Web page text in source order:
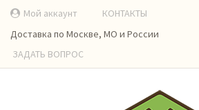
Мой аккаунт
КОНТАКТЫ
Доставка по Москве, МО и России
ЗАДАТЬ ВОПРОС